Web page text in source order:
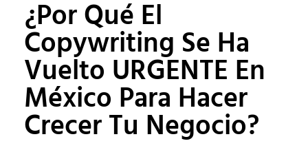
¿Por Qué El
Copywriting Se Ha
Vuelto URGENTE En
México Para Hacer
Crecer Tu Negocio?